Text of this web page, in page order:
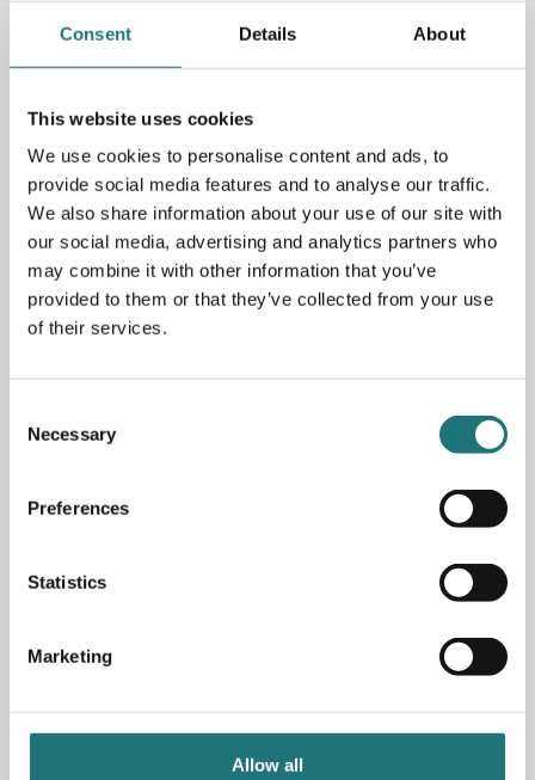
Consent Details About
This website uses cookies
We use cookies to personalise content and ads, to
provide social media features and to analyse our traffic.
We also share information about your use of our site with
our social media, advertising and analytics partners who
may combine it with other information that you’ve
provided to them or that they’ve collected from your use
of their services.
Selection
Necessary
Preferences
Statistics
Marketing
Allow all
FRI FRAKT
LAGERVAROR 1-7 DAGAR
Spara som favorit
String golvgavel 115x30 cm finns i två olika färger och
säljs här i 2-pack (finns också att beställa i 1-pack).
beställa fler gavlar på samma gång och låta fantasin
flöda. Komplettera med hyllplan, skåp, arbetsskiva,
sätter gränser för hur just ditt String hyllsystem ska se ut.
Designer